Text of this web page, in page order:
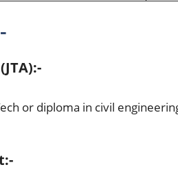
or diploma in civil